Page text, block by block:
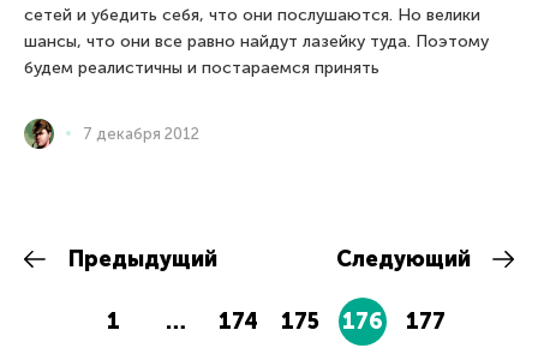
сетей и убедить себя, что они послушаются. Но велики
шансы, что они все равно найдут лазейку туда. Поэтому
будем реалистичны и постараемся принять
7 декабря 2012
Предыдущий
1 … 174 175 176 177
Следующий